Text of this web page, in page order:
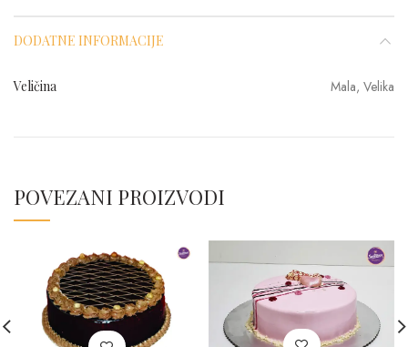
DODATNE INFORMACIJE
Veličina Mala, Velika
POVEZANI PROIZVODI